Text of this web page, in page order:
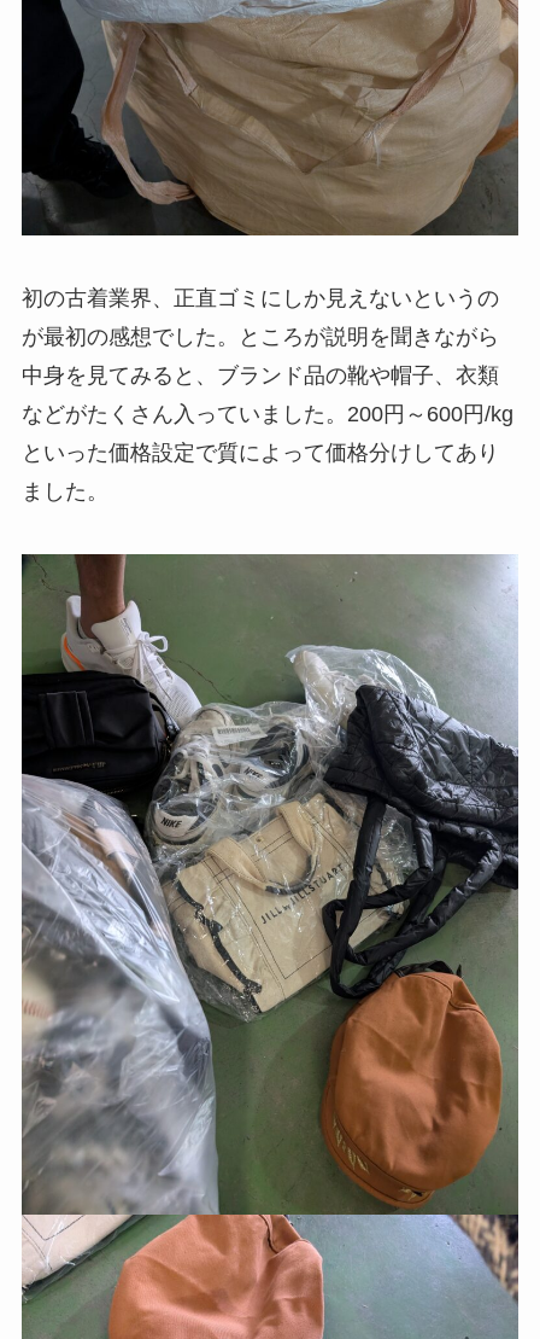
初の古着業界、正直ゴミにしか見えないというの
が最初の感想でした。ところが説明を聞きながら
中身を見てみると、ブランド品の靴や帽子、衣類
などがたくさん入っていました。200円～600円/kg
といった価格設定で質によって価格分けしてあり
ました。